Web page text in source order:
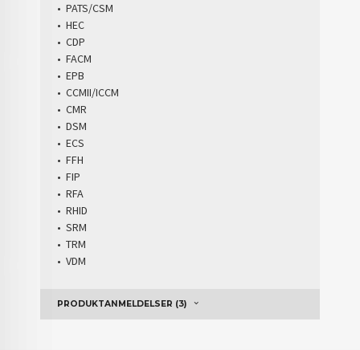
• PATS/CSM
• HEC
• CDP
• FACM
• EPB
• CCMII/ICCM
• CMR
• DSM
• ECS
• FFH
• FIP
• RFA
• RHID
• SRM
• TRM
• VDM
PRODUKTANMELDELSER (3)